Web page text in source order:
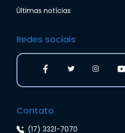
Últimas notícias
Redes sociais
Contato
(17) 3321-7070